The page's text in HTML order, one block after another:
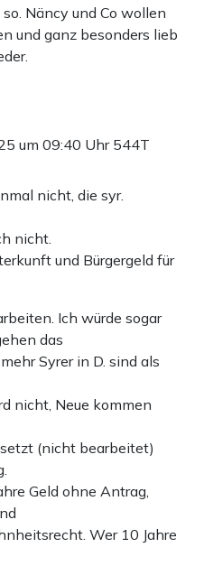
Näncy und Co wollen
und ganz besonders lieb
um 09:40 Uhr 544T
nicht, die syr.
nicht.
und Bürgergeld für
Ich würde sogar
das
Syrer in D. sind als
nicht, Neue kommen
(nicht bearbeitet)
Geld ohne Antrag,
Wer 10 Jahre